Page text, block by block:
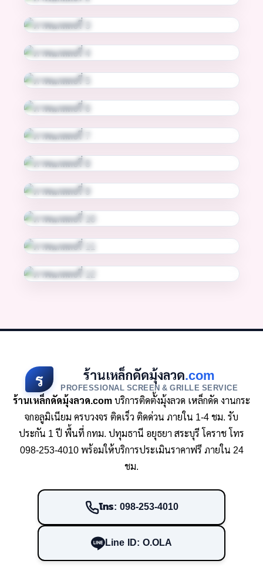
ร ร้านเหล็กดัดมุ้งลวด.com
PROFESSIONAL SCREEN & GRILLE SERVICE
ร้านเหล็กดัดมุ้งลวด.comบริการติดตั้งมุ้งลวด เหล็กดัด งานกระ
จกอลูมิเนียม ครบวงจร ติดเร็ว ติดด่วน ภายใน 1-4 ชม. รับ
ประกัน 1 ปี พื้นที่ กทม. ปทุมธานี อยุธยา สระบุรี โคราช โทร
098-253-4010 พร้อมให้บริการประเมินราคาฟรี ภายใน 24
ชม.
โทร: 098-253-4010
Line ID: O.OLA